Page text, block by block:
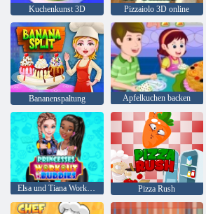
Kuchenkunst 3D Pizzaiolo 3D online
Bananenspaltung Apfelkuchen backen
Elsa und Tiana Workout Freunde Pizza Rush